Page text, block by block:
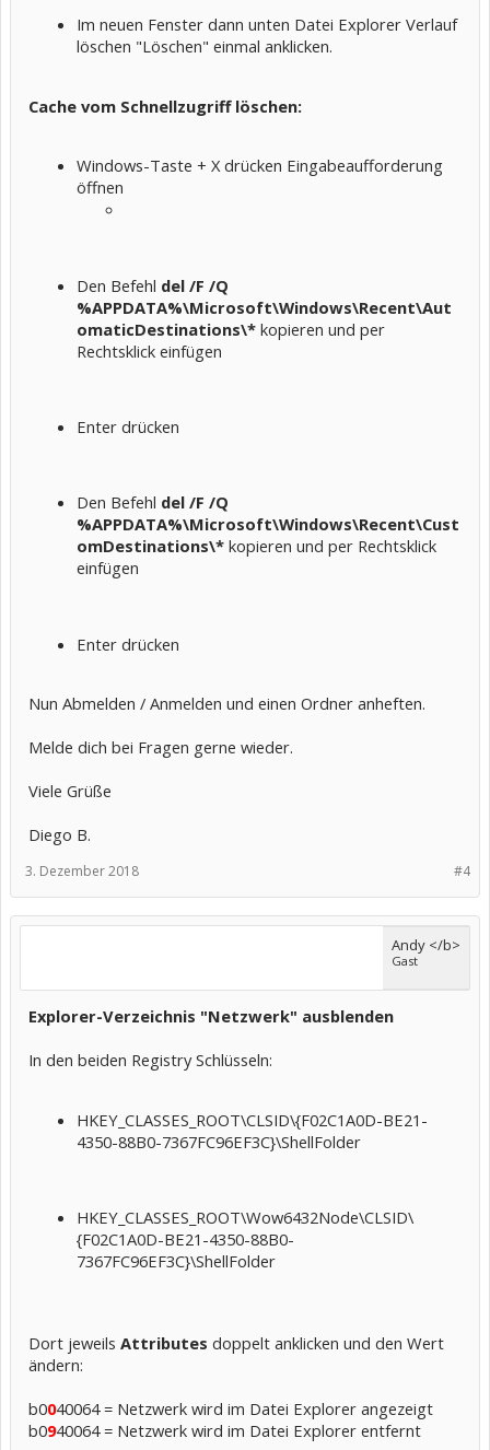
Im neuen Fenster dann unten Datei Explorer Verlauf
löschen "Löschen" einmal anklicken.
Cache vom Schnellzugriff löschen:
Windows-Taste + X drücken Eingabeaufforderung
öffnen
Den Befehl del /F /Q
%APPDATA%\Microsoft\Windows\Recent\Aut
omaticDestinations\* kopieren und per
Rechtsklick einfügen
Enter drücken
Den Befehl del /F /Q
%APPDATA%\Microsoft\Windows\Recent\Cust
omDestinations\* kopieren und per Rechtsklick
einfügen
Enter drücken
Nun Abmelden / Anmelden und einen Ordner anheften.
Melde dich bei Fragen gerne wieder.
Viele Grüße
Diego B.
#4
3. Dezember 2018
Andy </b>
Gast
Explorer-Verzeichnis "Netzwerk" ausblenden
In den beiden Registry Schlüsseln:
HKEY_CLASSES_ROOT\CLSID\{F02C1A0D-BE21-
4350-88B0-7367FC96EF3C}\ShellFolder
HKEY_CLASSES_ROOT\Wow6432Node\CLSID\
{F02C1A0D-BE21-4350-88B0-
7367FC96EF3C}\ShellFolder
Dort jeweils Attributes doppelt anklicken und den Wert
ändern:
b0040064 = Netzwerk wird im Datei Explorer angezeigt
b0940064 = Netzwerk wird im Datei Explorer entfernt